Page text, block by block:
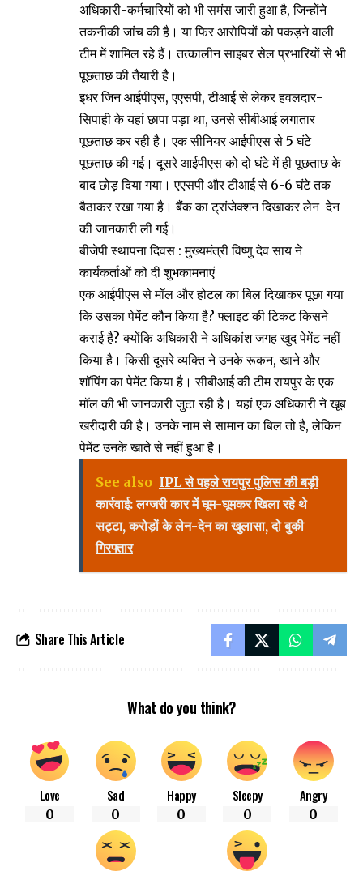
अधिकारी-कर्मचारियों को भी समंस जारी हुआ है, जिन्होंने
तकनीकी जांच की है। या फिर आरोपियों को पकड़ने वाली
टीम में शामिल रहे हैं। तत्कालीन साइबर सेल प्रभारियों से भी
पूछताछ की तैयारी है।
इधर जिन आईपीएस, एएसपी, टीआई से लेकर हवलदार-
सिपाही के यहां छापा पड़ा था, उनसे सीबीआई लगातार
पूछताछ कर रही है। एक सीनियर आईपीएस से 5 घंटे
पूछताछ की गई। दूसरे आईपीएस को दो घंटे में ही पूछताछ के
बाद छोड़ दिया गया। एएसपी और टीआई से 6-6 घंटे तक
बैठाकर रखा गया है। बैंक का ट्रांजेक्शन दिखाकर लेन-देन
की जानकारी ली गई।
बीजेपी स्थापना दिवस : मुख्यमंत्री विष्णु देव साय ने
कार्यकर्ताओं को दी शुभकामनाएं
एक आईपीएस से मॉल और होटल का बिल दिखाकर पूछा गया
कि उसका पेमेंट कौन किया है? फ्लाइट की टिकट किसने
कराई है? क्योंकि अधिकारी ने अधिकांश जगह खुद पेमेंट नहीं
किया है। किसी दूसरे व्यक्ति ने उनके रूकन, खाने और
शॉपिंग का पेमेंट किया है। सीबीआई की टीम रायपुर के एक
मॉल की भी जानकारी जुटा रही है। यहां एक अधिकारी ने खूब
खरीदारी की है। उनके नाम से सामान का बिल तो है, लेकिन
पेमेंट उनके खाते से नहीं हुआ है।
See also IPL से पहले रायपुर पुलिस की बड़ी
कार्रवाई: लग्जरी कार में घूम-घूमकर खिला रहे थे
सट्टा, करोड़ों के लेन-देन का खुलासा, दो बुकी
गिरफ्तार
Share This Article
What do you think?
Love
0
Sad
0
Happy
0
Sleepy
0
Angry
0